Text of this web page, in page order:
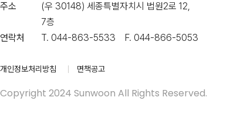
주소
(우 30148) 세종특별자치시 법원2로 12,
7층
연락처
T. 044-863-5533 F. 044-866-5053
개인정보처리방침 면책공고
Copyright 2024 Sunwoon All Rights Reserved.